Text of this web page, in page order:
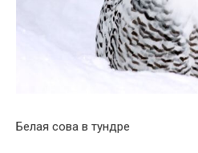
Белая сова в тундре